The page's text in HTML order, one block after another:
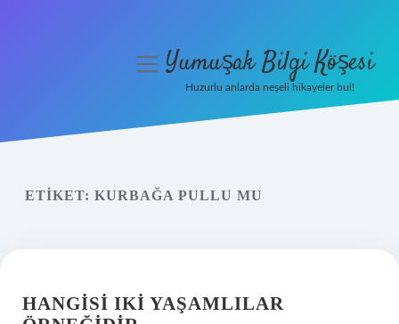
Yasal Uyarı
menüyüYumuşak Bilgi Köşesi
Huzurlu anlarda neşeli hikayeler bul!
ETIKET: KURBAĞA PULLU MU
HANGISI IKI YAŞAMLILAR